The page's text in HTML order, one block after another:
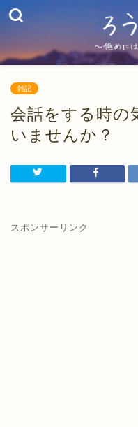
雑記
会話をする時の
いませんか？
スポンサーリンク